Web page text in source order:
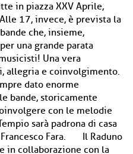
in piazza XXV Aprile,
17, invece, è prevista la
che, insieme,
una grande parata
Una vera
allegria e coinvolgimento.
dato enorme
bande, storicamente
con le melodie
sarà padrona di casa
Fara. Il Raduno
in collaborazione con la